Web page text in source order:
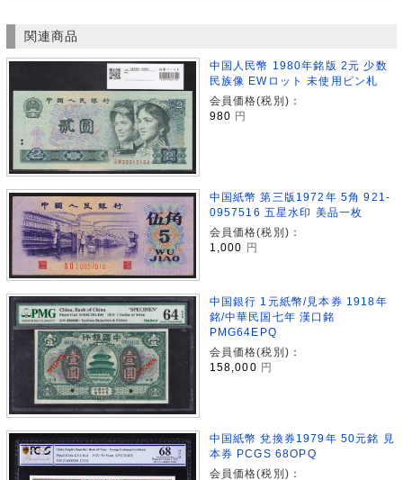
関連商品
中国人民幣 1980年銘版 2元 少数
民族像 EWロット 未使用ピン札
会員価格(税別)：
980 円
中国紙幣 第三版1972年 5角 921-
0957516 五星水印 美品一枚
会員価格(税別)：
1,000
円
中国銀行 1元紙幣/見本券 1918年
銘/中華民国七年 漢口銘
PMG64EPQ
会員価格(税別)：
158,000 円
中国紙幣 兌換券1979年 50元銘 見
本券 PCGS 68OPQ
会員価格(税別)：